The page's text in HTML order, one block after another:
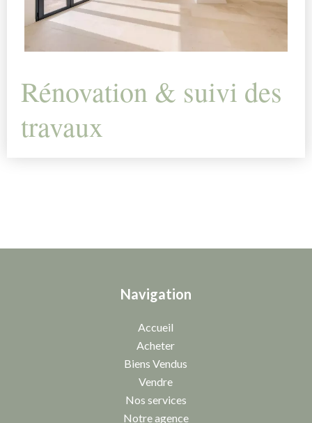
Rénovation & suivi des
travaux
Navigation
Accueil
Acheter
Biens Vendus
Vendre
Nos services
Notre agence